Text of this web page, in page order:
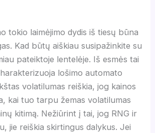
tokio laimėjimo dydis iš tiesų būna
Kad būtų aiškiau susipažinkite su
pateiktoje lentelėje. Iš esmės tai
lošimo automato
volatilumas reiškia, jog kainos
kai tuo tarpu žemas volatilumas
kitimą. Nežiūrint į tai, jog RNG ir
jie reiškia skirtingus dalykus. Jei